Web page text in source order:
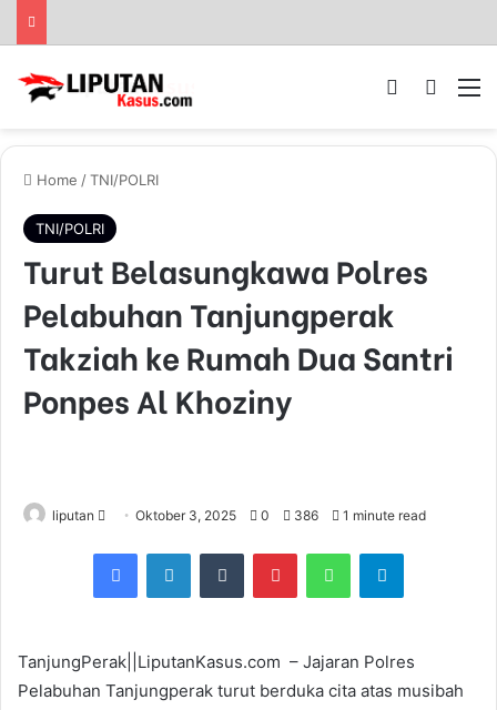
Log In
Home /TNI/POLRI
TNI/POLRI
Turut Belasungkawa Polres
Pelabuhan Tanjungperak
Takziah ke Rumah Dua Santri
Ponpes Al Khoziny
liputan
n
d
m
Oktober 3, 2025 0 386 1 minute read
TanjungPerak||LiputanKasus.com – Jajaran Polres
Pelabuhan Tanjungperak turut berduka cita atas musibah